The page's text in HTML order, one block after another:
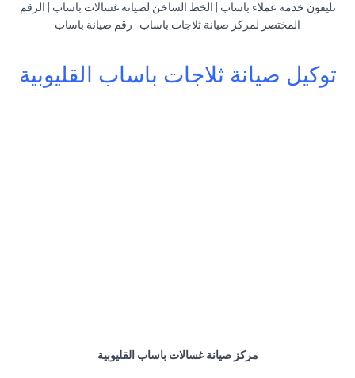
تليفون خدمة عملاء باساب | الخط الساخن لصيانة غسالات باساب | الرقم
المختصر لمركز صيانة ثلاجات باساب | رقم صيانة باساب
توكيل صيانة ثلاجات باساب القليوبية
مركز صيانة غسالات باساب القليوبية